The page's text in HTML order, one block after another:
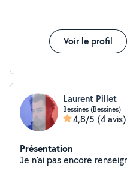
Voir le profil
Laurent Pillet
Bessines (Bessines)
4,8/5 (4 avis)
Présentation